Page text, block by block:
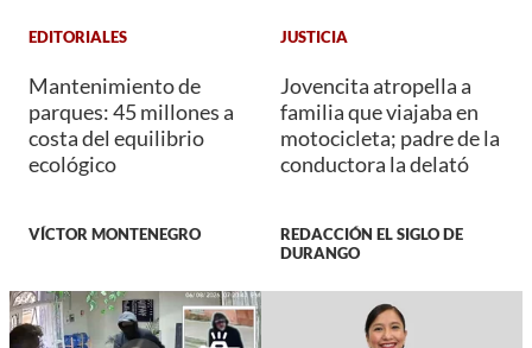
EDITORIALES
Mantenimiento de
parques: 45 millones a
costa del equilibrio
ecológico
VÍCTOR MONTENEGRO
JUSTICIA
Jovencita atropella a
familia que viajaba en
motocicleta; padre de la
conductora la delató
REDACCIÓN EL SIGLO DE
DURANGO